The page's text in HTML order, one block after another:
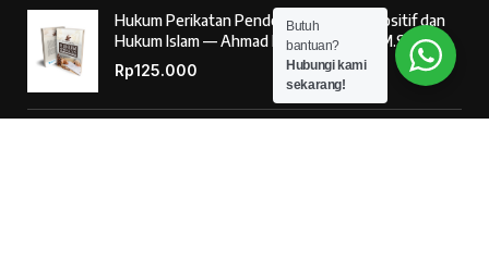
Hukum Perikatan Pendekatan Hukum Positif dan
Hukum Islam — Ahmad Musadad, S.H.I., M.S.I.
Rp125.000
Butuh
bantuan?
Hubungi kami
sekarang!